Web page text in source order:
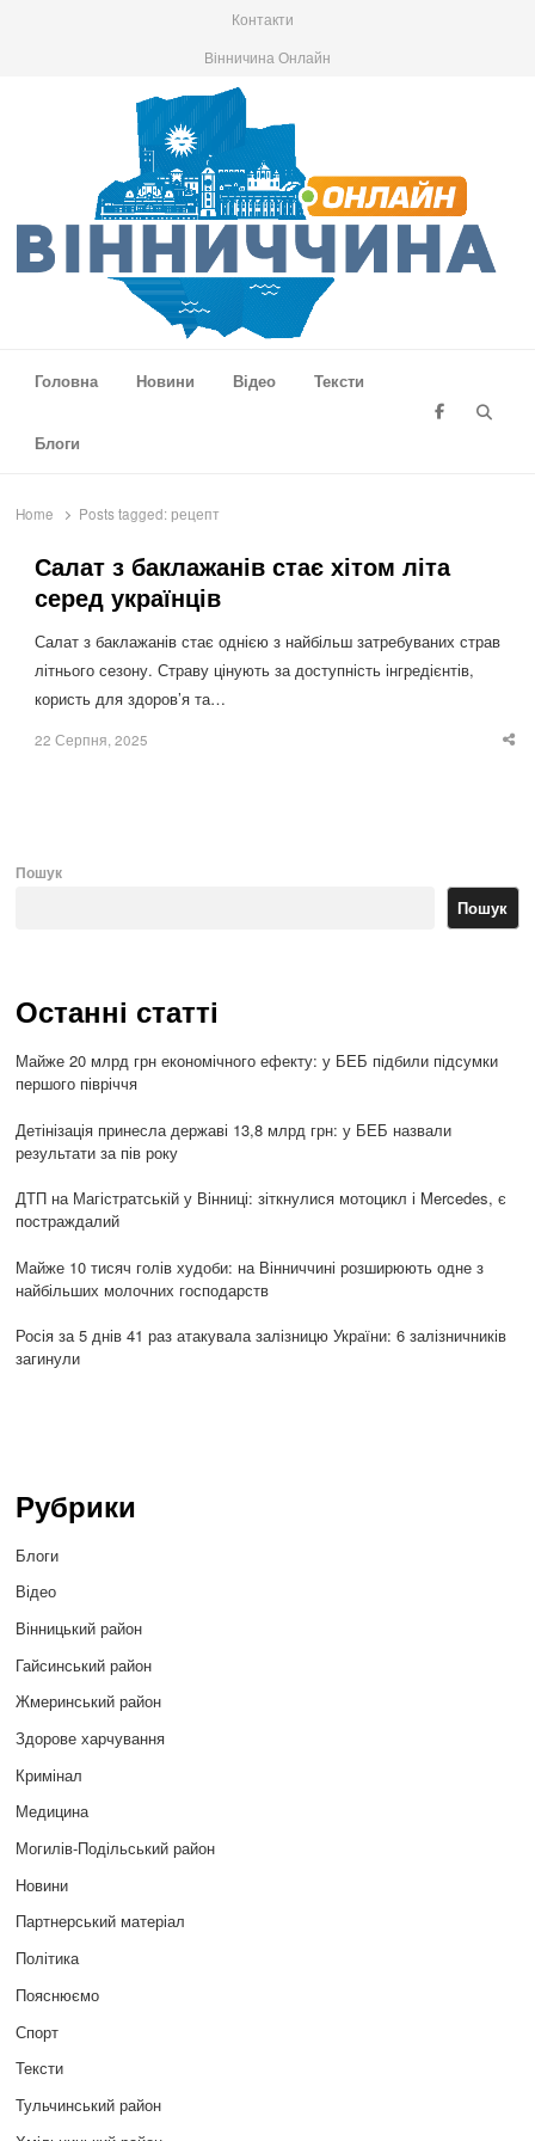
Контакти
Вінничина Онлайн
Головна
Новини Відео Тексти
Блоги
Home Posts tagged: рецепт
Салат з баклажанів стає хітом літа
серед українців
Салат з баклажанів стає однією з найбільш затребуваних страв
літнього сезону. Страву цінують за доступність інгредієнтів,
користь для здоров’я та…
22 Серпня, 2025
Пошук
Пошук
Останні статті
Майже 20 млрд грн економічного ефекту: у БЕБ підбили підсумки
першого півріччя
Детінізація принесла державі 13,8 млрд грн: у БЕБ назвали
результати за пів року
ДТП на Магістратській у Вінниці: зіткнулися мотоцикл і Mercedes, є
постраждалий
Майже 10 тисяч голів худоби: на Вінниччині розширюють одне з
найбільших молочних господарств
Росія за 5 днів 41 раз атакувала залізницю України: 6 залізничників
загинули
Рубрики
Блоги
Відео
Вінницький район
Гайсинський район
Жмеринський район
Здорове харчування
Кримінал
Медицина
Могилів-Подільський район
Новини
Партнерський матеріал
Політика
Пояснюємо
Спорт
Тексти
Тульчинський район